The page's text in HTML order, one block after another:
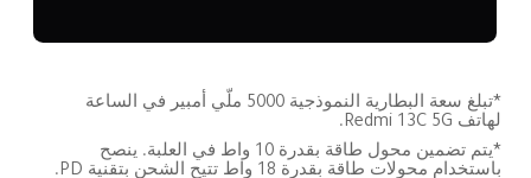
*تبلغ سعة البطارية النموذجية 5000 ملّي أمبير في الساعة
لهاتف Redmi 13C 5G.
*يتم تضمين محول طاقة بقدرة 10 واط في العلبة. ينصح
باستخدام محولات طاقة بقدرة 18 واط تتيح الشحن بتقنية PD.